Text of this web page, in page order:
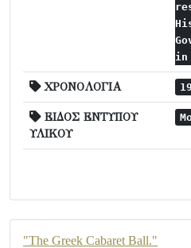
in
ΧΡΟΝΟΛΟΓΙΑ
ΕΙΔΟΣ ΕΝΤΥΠΟΥ
ΥΛΙΚΟΥ
"The Greek Cabaret Ball."